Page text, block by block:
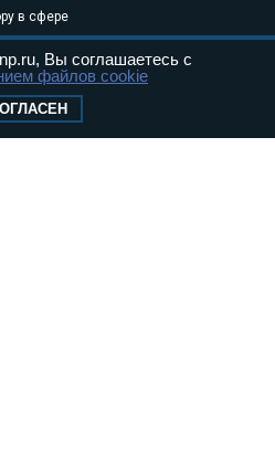
в сфере
и
05
Эл № ФС77-
Вы соглашаетесь с
файлов cookie